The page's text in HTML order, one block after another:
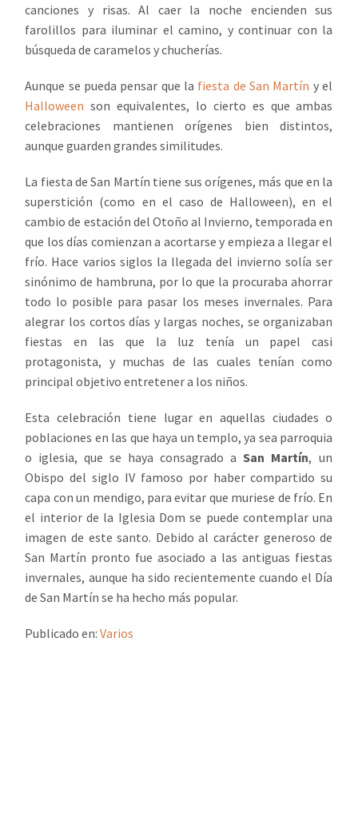
canciones y risas. Al caer la noche encienden sus
farolillos para iluminar el camino, y continuar con la
búsqueda de caramelos y chucherías.
Aunque se pueda pensar que la fiesta de San Martín y el
Halloween son equivalentes, lo cierto es que ambas
celebraciones mantienen orígenes bien distintos,
aunque guarden grandes similitudes.
La fiesta de San Martín tiene sus orígenes, más que en la
superstición (como en el caso de Halloween), en el
cambio de estación del Otoño al Invierno, temporada en
que los días comienzan a acortarse y empieza a llegar el
frío. Hace varios siglos la llegada del invierno solía ser
sinónimo de hambruna, por lo que la procuraba ahorrar
todo lo posible para pasar los meses invernales. Para
alegrar los cortos días y largas noches, se organizaban
fiestas en las que la luz tenía un papel casi
protagonista, y muchas de las cuales tenían como
principal objetivo entretener a los niños.
Esta celebración tiene lugar en aquellas ciudades o
poblaciones en las que haya un templo, ya sea parroquia
o iglesia, que se haya consagrado aSan Martín, un
Obispo del siglo IV famoso por haber compartido su
capa con un mendigo, para evitar que muriese de frío. En
el interior de la Iglesia Dom se puede contemplar una
imagen de este santo. Debido al carácter generoso de
San Martín pronto fue asociado a las antiguas fiestas
invernales, aunque ha sido recientemente cuando el Día
de San Martín se ha hecho más popular.
Publicado en:Varios